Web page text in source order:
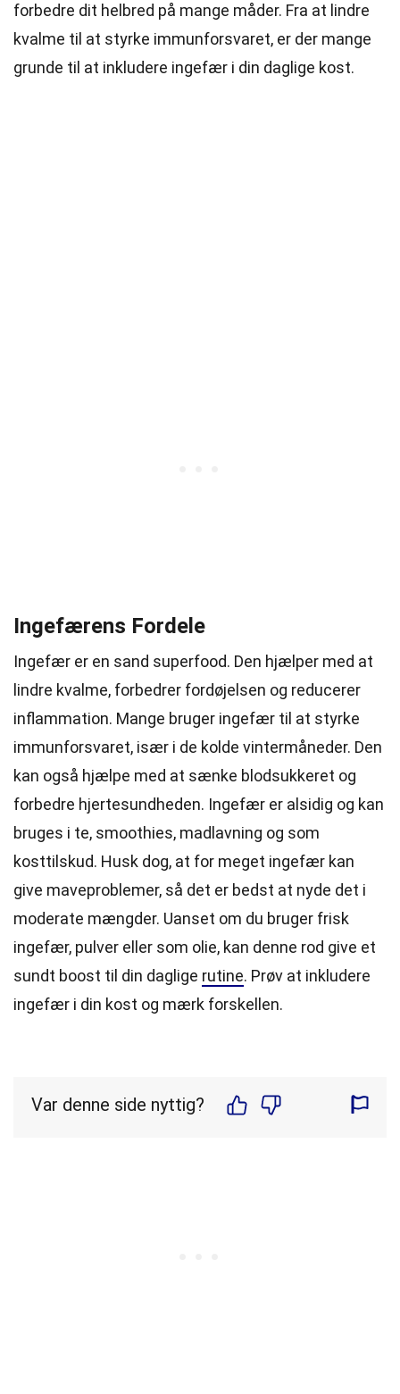
forbedre dit helbred på mange måder. Fra at lindre
kvalme til at styrke immunforsvaret, er der mange
grunde til at inkludere ingefær i din daglige kost.
Ingefærens Fordele
Ingefær er en sand superfood. Den hjælper med at
lindre kvalme, forbedrer fordøjelsen og reducerer
inflammation. Mange bruger ingefær til at styrke
immunforsvaret, især i de kolde vintermåneder. Den
kan også hjælpe med at sænke blodsukkeret og
forbedre hjertesundheden. Ingefær er alsidig og kan
bruges i te, smoothies, madlavning og som
kosttilskud. Husk dog, at for meget ingefær kan
give maveproblemer, så det er bedst at nyde det i
moderate mængder. Uanset om du bruger frisk
ingefær, pulver eller som olie, kan denne rod give et
sundt boost til din daglige rutine. Prøv at inkludere
ingefær i din kost og mærk forskellen.
Var denne side nyttig?